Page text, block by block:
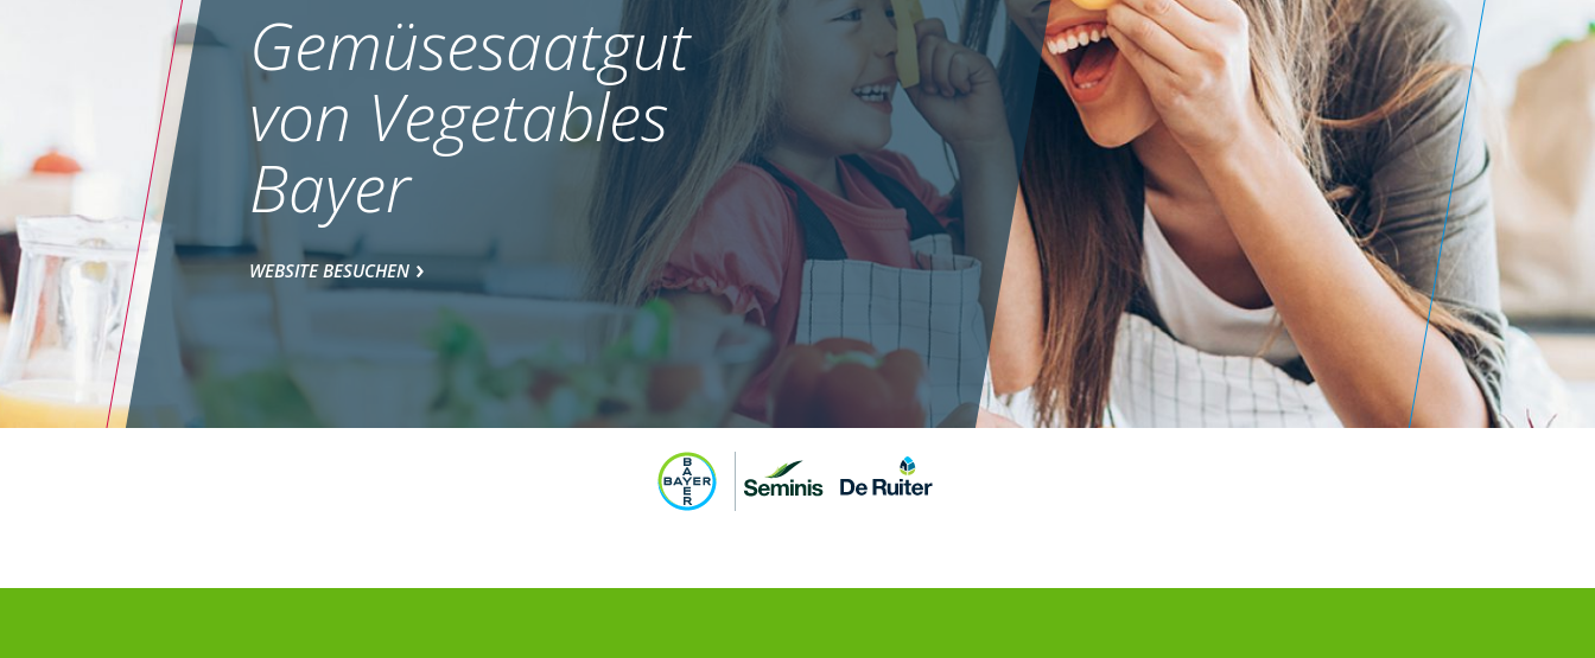
Gemüsesaatgut
von Vegetables
Bayer
WEBSITE BESUCHEN